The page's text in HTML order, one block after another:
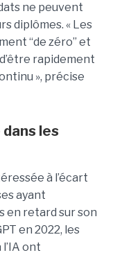
ne peuvent
diplômes. « Les
“de zéro” et
rapidement
», précise
les
à l’écart
ayant
en retard sur son
en 2022, les
ont